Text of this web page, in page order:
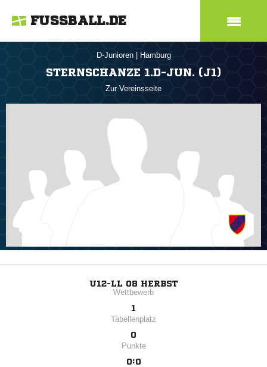
FUSSBALL.DE
D-Junioren Hamburg
STERNSCHANZE 1.D-JUN. (J1)
Zur Vereinsseite
U12-LL 08 HERBST
Wettbewerb
1
Tabellenplatz
0
Punkte
0:0